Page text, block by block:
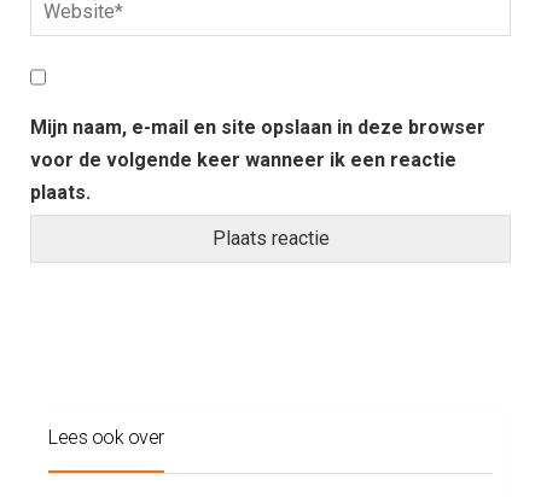
Mijn naam, e-mail en site opslaan in deze browser
voor de volgende keer wanneer ik een reactie
plaats.
Lees ook over